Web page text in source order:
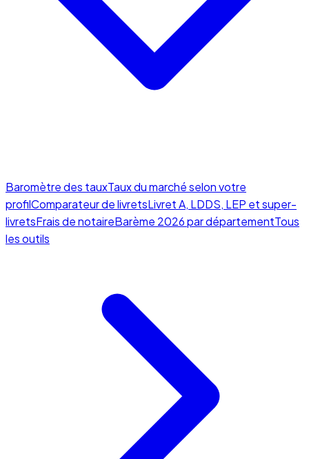
Baromètre des tauxTaux du marché selon votre
profilComparateur de livretsLivret A, LDDS, LEP et super-
livretsFrais de notaireBarème 2026 par départementTous
les outils